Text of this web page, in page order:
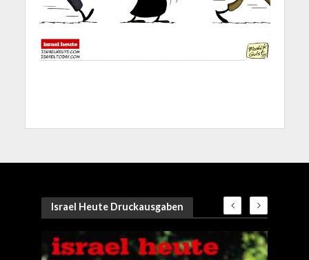
Israel Heute Druckausgaben